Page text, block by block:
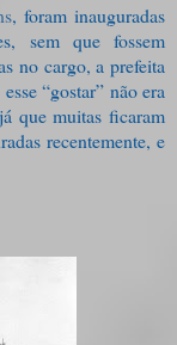
, foram inauguradas
sem que fossem
no cargo, a prefeita
“gostar” não era
que muitas ficaram
recentemente, e